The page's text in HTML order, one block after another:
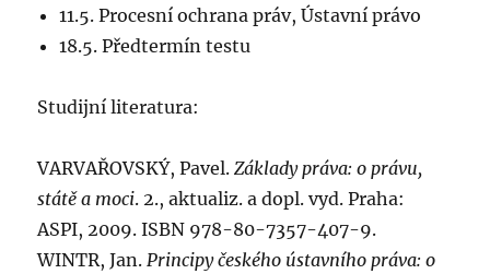
11.5. Procesní ochrana práv, Ústavní právo
18.5. Předtermín testu
Studijní literatura:
VARVAŘOVSKÝ, Pavel.Základy práva: o právu,
státě a moci. 2., aktualiz. a dopl. vyd. Praha:
ASPI, 2009. ISBN 978-80-7357-407-9.
WINTR, Jan.Principy českého ústavního práva: o